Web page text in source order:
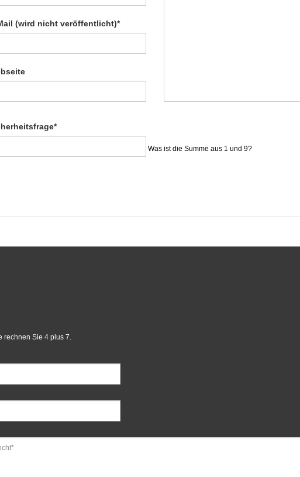
(wird nicht veröffentlicht)*
*
Was ist die Summe aus 1 und 9?
rechnen Sie 4 plus 7.